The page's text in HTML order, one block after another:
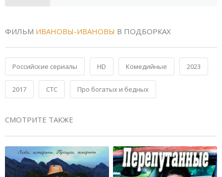
ФИЛЬМ ИВАНОВЫ-ИВАНОВЫ В ПОДБОРКАХ
Российские сериалы HD Комедийные 2023
2017 СТС Про богатых и бедных
СМОТРИТЕ ТАКЖЕ